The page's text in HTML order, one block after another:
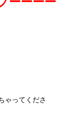
ゃってくださ